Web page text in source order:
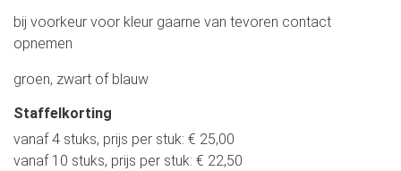
bij voorkeur voor kleur gaarne van tevoren contact
opnemen
groen, zwart of blauw
Staffelkorting
vanaf 4 stuks, prijs per stuk: € 25,00
vanaf 10 stuks, prijs per stuk: € 22,50